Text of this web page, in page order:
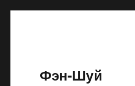
Фэн-Шуй